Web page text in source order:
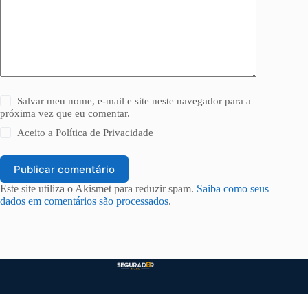
Salvar meu nome, e-mail e site neste navegador para a
próxima vez que eu comentar.
Aceito aPolítica de Privacidade
Publicar comentário
Este site utiliza o Akismet para reduzir spam. Saiba como seus
dados em comentários são processados.